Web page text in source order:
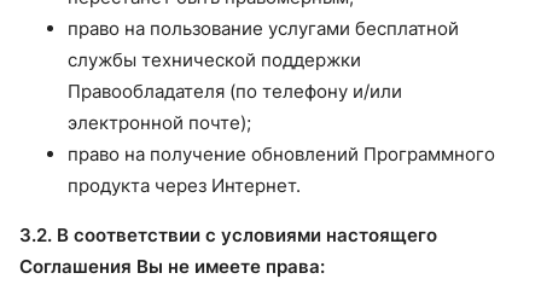
право на пользование услугами бесплатной
службы технической поддержки
Правообладателя (по телефону и/или
электронной почте);
право на получение обновлений Программного
продукта через Интернет.
3.2. В соответствии с условиями настоящего
Соглашения Вы не имеете права: